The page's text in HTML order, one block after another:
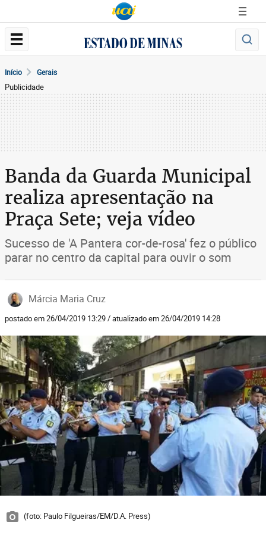
Início Gerais
Publicidade
Banda da Guarda Municipal
realiza apresentação na
Praça Sete; veja vídeo
Sucesso de 'A Pantera cor-de-rosa' fez o público
parar no centro da capital para ouvir o som
Márcia Maria Cruz
postado em 26/04/2019 13:29 / atualizado em 26/04/2019 14:28
(foto: Paulo Filgueiras/EM/D.A. Press)